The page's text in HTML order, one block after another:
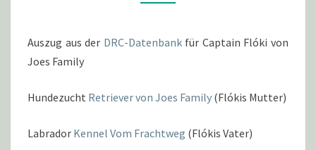
Auszug aus der DRC-Datenbankfür Captain Flóki von
Joes Family
Hundezucht Retriever von Joes Family (Flókis Mutter)
Labrador Kennel Vom Frachtweg (Flókis Vater)